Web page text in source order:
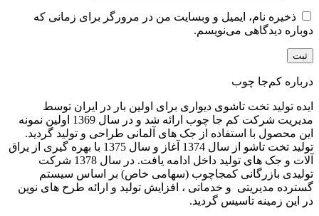
ذخیره نام، ایمیل و وبسایت من در مرورگر برای زمانی که
دوباره دیدگاهی می‌نویسم.
درباره کم‌جا چوب
ایده تولید تخت تاشوی دیواری برای اولین بار در ایران توسط
مدیریت شرکت کم جا چوب ارائه شد و در سال 1369 اولین نمونه
این محصول با استفاده از جک های آلمانی طراحی و تولید گردید.
تولید تخت تاشو از سال 1374 آغاز و سال 1375 با بهره گیری از یراق
آلات و جک های تولید داخل ادامه یافت. در سال 1378 شرکت
تولیدی بازرگانی کمجاچوب (سهامی خاص) بر اساس سیستم
گسترده مدیریتی و خدماتی ، افزایش تولید و ارائه طرح های نوین
در این زمینه تاسیس گردید.